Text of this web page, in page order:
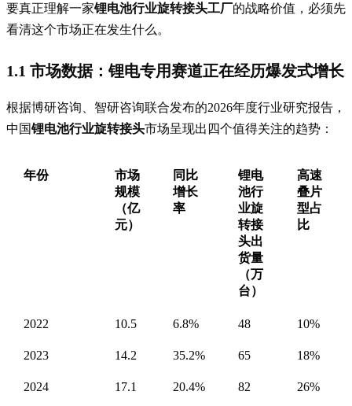
要真正理解一家锂电池行业旋转接头工厂的战略价值，必须先
看清这个市场正在发生什么。
1.1 市场数据：锂电专用赛道正在经历爆发式增长
根据博研咨询、智研咨询联合发布的2026年度行业研究报告，
中国锂电池行业旋转接头市场呈现出四个值得关注的趋势：
年份
市场
规模
（亿
元）
同比
增长
率
锂电
池行
业旋
转接
头出
货量
（万
台）
高速
叠片
型占
比
2022 10.5 6.8% 48 10%
2023 14.2 35.2% 65 18%
2024 17.1 20.4% 82 26%